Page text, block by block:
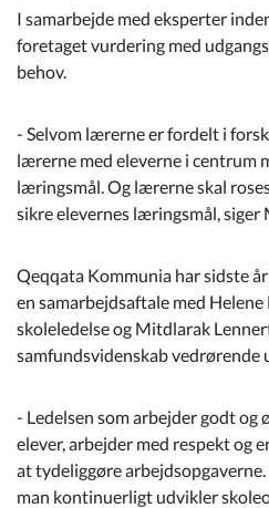
I samarbejde med eksperter
foretaget vurdering med
behov.
- Selvom lærerne er fordelt i
lærerne med eleverne i centrum
læringsmål. Og lærerne skal
sikre elevernes læringsmål, siger
Qeqqata Kommunia har sidste
en samarbejdsaftale med Helene
skoleledelse og Mitdlarak
samfundsvidenskab vedrørende
- Ledelsen som arbejder godt og
elever, arbejder med respekt og
at tydeliggøre
man kontinuerligt udvikler